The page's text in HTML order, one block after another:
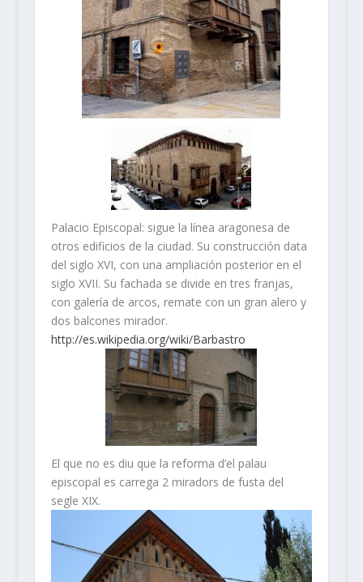
Palacio Episcopal: sigue la línea aragonesa de
otros edificios de la ciudad. Su construcción data
del siglo XVI, con una ampliación posterior en el
siglo XVII. Su fachada se divide en tres franjas,
con galería de arcos, remate con un gran alero y
dos balcones mirador.
http://es.wikipedia.org/wiki/Barbastro
El que no es diu que la reforma d’el palau
episcopal es carrega 2 miradors de fusta del
segle XIX.